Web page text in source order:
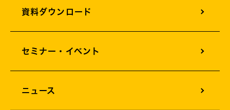
資料ダウンロード
セミナー・イベント
ニュース